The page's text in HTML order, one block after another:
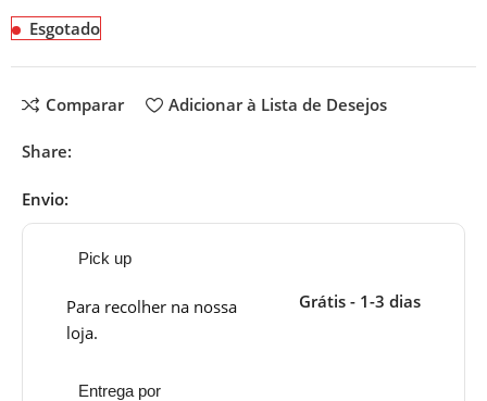
Esgotado
Comparar Adicionar à Lista de Desejos
Share:
Envio:
Pick up
Para recolher na nossa
loja.
Grátis - 1-3 dias
Entrega por